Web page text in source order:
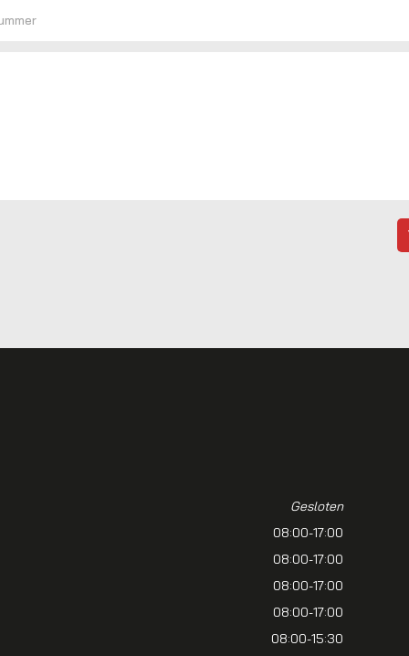
Gesloten
08:00-17:00
08:00-17:00
08:00-17:00
08:00-17:00
08:00-15:30